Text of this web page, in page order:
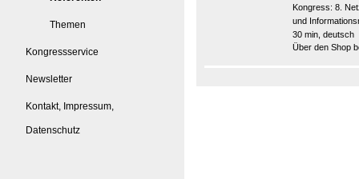
Themen
Kongressservice
Newsletter
Kontakt, Impressum,
Datenschutz
Kongress: 8.
und
30 min, deutsch
Über den Shop